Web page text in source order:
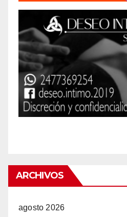
ARCHIVOS
agosto 2026